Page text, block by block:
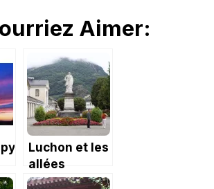
Aimer:
Luchon et les
allées
d’Étigny